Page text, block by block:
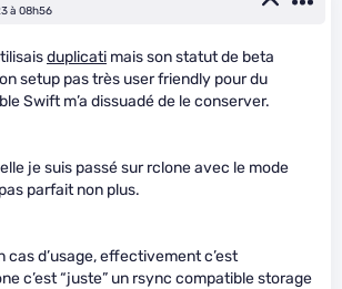
à 08h56
duplicati mais son statut de beta
setup pas très user friendly pour du
Swift m’a dissuadé de le conserver.
je suis passé sur rclone avec le mode
parfait non plus.
cas d’usage, effectivement c’est
c’est “juste” un rsync compatible storage